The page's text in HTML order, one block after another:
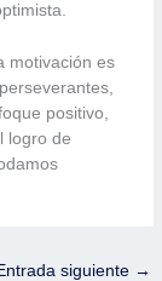
motivación es
positivo,
logro de
siguiente →